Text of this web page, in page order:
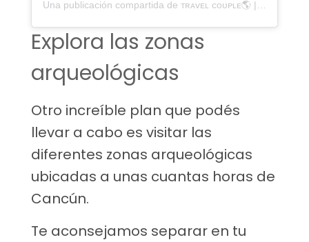
Explora las zonas
arqueológicas
Otro increíble plan que podés
llevar a cabo es visitar las
diferentes zonas arqueológicas
ubicadas a unas cuantas horas de
Cancún.
Te aconsejamos separar en tu